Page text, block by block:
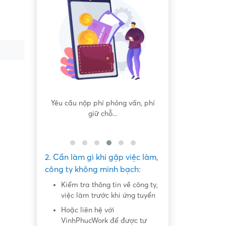
Yêu cầu nộp phí phỏng vấn, phí
giữ chỗ...
2. Cần làm gì khi gặp việc làm,
công ty không minh bạch:
Kiểm tra thông tin về công ty,
việc làm trước khi ứng tuyển
Hoặc liên hệ với
VinhPhucWork để được tư